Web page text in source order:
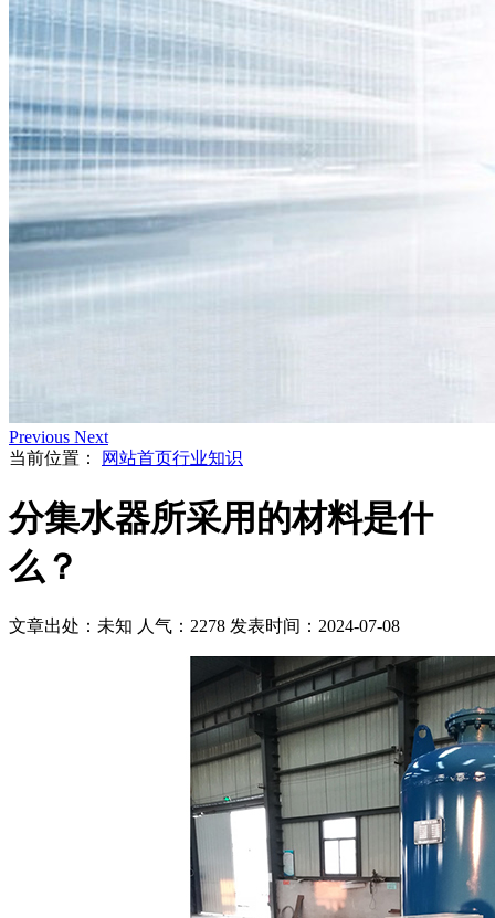
Previous Next
当前位置：
网站首页行业知识
分集水器所采用的材料是什
么？
文章出处：未知 人气：2278 发表时间：2024-07-08